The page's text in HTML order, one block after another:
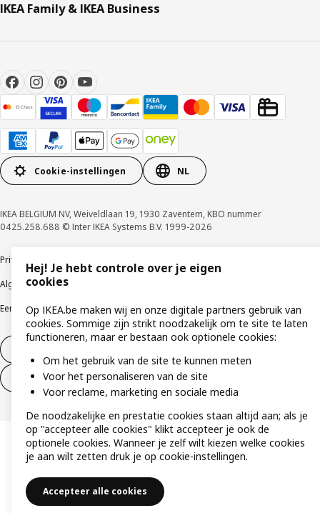
IKEA Family & IKEA Business
Cookie-instellingen NL
IKEA BELGIUM NV, Weiveldlaan 19, 1930 Zaventem, KBO nummer
0425.258.688 © Inter IKEA Systems B.V. 1999-2026
Privacybeleid
Algemene contractvoorwaarden
Een etische bezorgdheid uitenKlachten
Herroeping van contract (services)
Hej! Je hebt controle over je eigen
cookies
Op IKEA.be maken wij en onze digitale partners gebruik van
cookies. Sommige zijn strikt noodzakelijk om te site te laten
functioneren, maar er bestaan ook optionele cookies:
Om het gebruik van de site te kunnen meten
Voor het personaliseren van de site
Voor reclame, marketing en sociale media
De noodzakelijke en prestatie cookies staan altijd aan; als je
op "accepteer alle cookies" klikt accepteer je ook de
optionele cookies. Wanneer je zelf wilt kiezen welke cookies
je aan wilt zetten druk je op cookie-instellingen.
Accepteer alle cookies